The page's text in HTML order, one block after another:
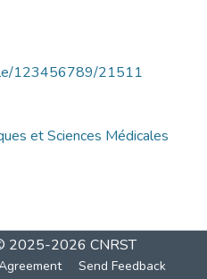
123456789/21511
et Sciences Médicales
2025-2026 CNRST
Send Feedback